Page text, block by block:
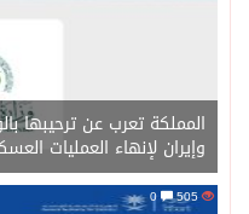
المملكة تعرب عن ترحيبها
وإيران لإنهاء العمليات
505